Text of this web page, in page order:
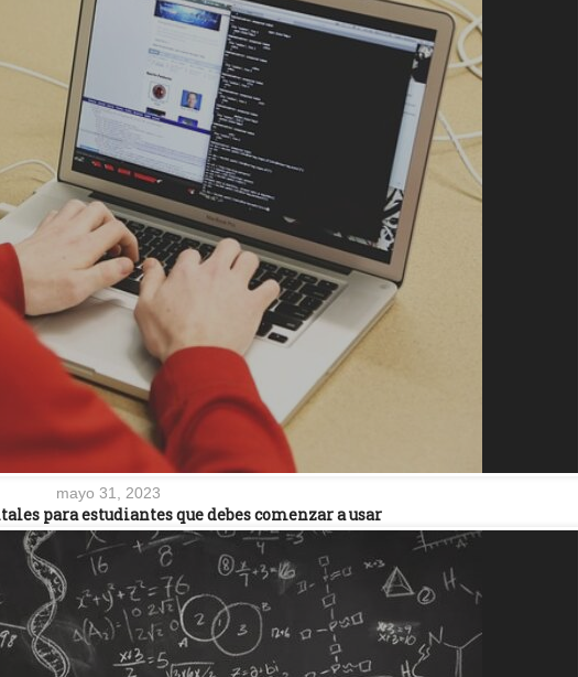
mayo 31, 2023
para estudiantes que debes comenzar a usar